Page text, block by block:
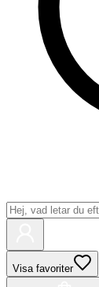
Visa favoriter